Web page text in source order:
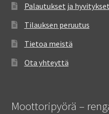
Palautukset ja hyvitykset
Tilauksen peruutus
Tietoa meistä
Ota yhteyttä
Moottoripyörä –